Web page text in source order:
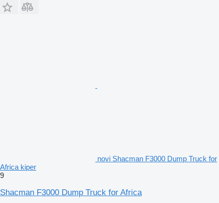
novi Shacman F3000 Dump Truck for
Africa kiper
9
Shacman F3000 Dump Truck for Africa